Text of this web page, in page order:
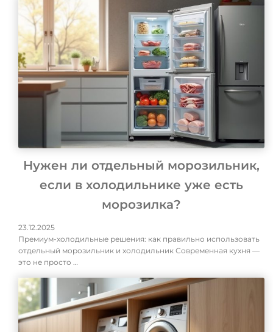
Нужен ли отдельный морозильник,
если в холодильнике уже есть
морозилка?
23.12.2025
Премиум-холодильные решения: как правильно использовать
отдельный морозильник и холодильник Современная кухня —
это не просто …